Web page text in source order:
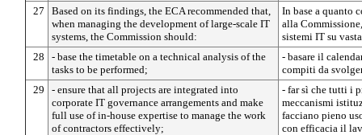
27
Based on its findings, the ECA recommended that,
when managing the development of large-scale IT
systems, the Commission should:
In base a quanto
alla
sistemi IT su
28
- base the timetable on a technical analysis of the
tasks to be performed;
- basare il
compiti da
29
- ensure that all projects are integrated into
corporate IT governance arrangements and make
full use of in-house expertise to manage the work
of contractors effectively;
- far sì che tutti i
meccanismi
facciano pieno
con efficacia il